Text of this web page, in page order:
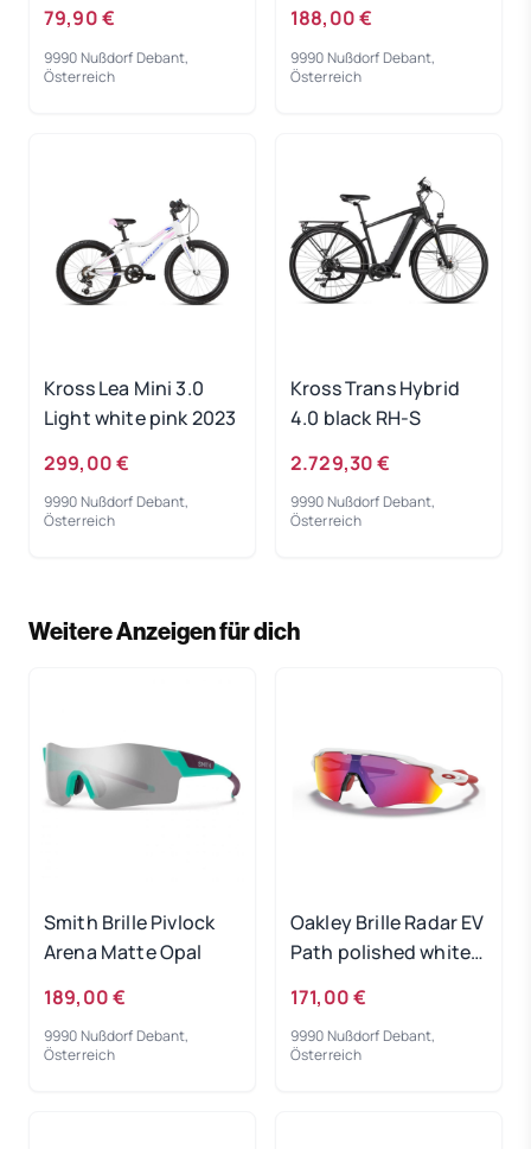
79,90 €
9990 Nußdorf Debant,
Österreich
188,00 €
9990 Nußdorf Debant,
Österreich
Kross Lea Mini 3.0
Light white pink 2023
299,00 €
9990 Nußdorf Debant,
Österreich
Kross Trans Hybrid
4.0 black RH-S
2.729,30 €
9990 Nußdorf Debant,
Österreich
Weitere Anzeigen für dich
Smith Brille Pivlock
Arena Matte Opal
189,00 €
9990 Nußdorf Debant,
Österreich
Oakley Brille Radar EV
Path polished white /
171,00 €
9990 Nußdorf Debant,
Österreich